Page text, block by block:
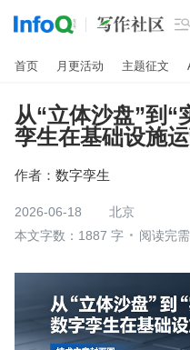

首页 月更活动 主题征文
从“立体沙盘”到“
孪生在基础设施
作者： 数字孪生
2026-06-18
北京
本文字数：1887 字
阅读完